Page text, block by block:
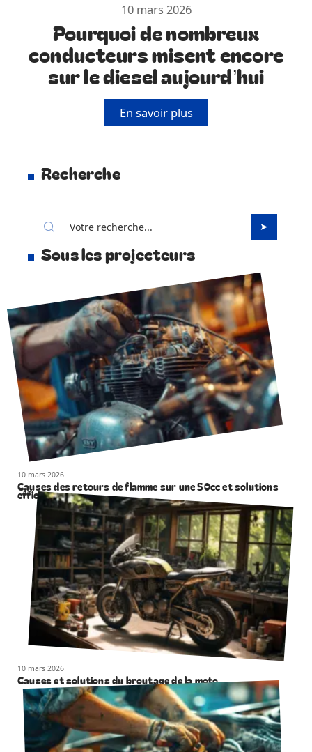
10 mars 2026
Pourquoi de nombreux
conducteurs misent encore
sur le diesel aujourd’hui
En savoir plus
Recherche
Sous les projecteurs
10 mars 2026
Causes des retours de flamme sur une 50cc et solutions
efficaces
10 mars 2026
Causes et solutions du broutage de la moto